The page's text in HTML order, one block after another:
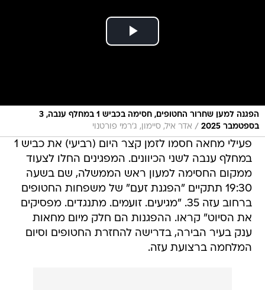
הפגנה למען שחרור החטופים, חסימה בכביש 1 במחלף ענבה, 3
בספטמבר 2025
/ אדר איל, סיימון, ג׳רמי פורטנוי
פעילי מחאה חסמו לזמן קצר היום (רביעי) את כביש 1
במחלף ענבה לשני הכיוונים. המפגינים החלו לצעוד
ממקום החסימה למעון ראש הממשלה, שם בשעה
19:30 תתקיים "הפגנת זעם" של משפחות החטופים
ברחוב עזה 35. "מגיעים. זועמים. מתנגדים. מפסיקים
את הסיוט" קראו. ההפגנות הם חלק מיום מחאות
ענק בעיר הבירה, בדרישה להחזרת החטופים וסיום
המלחמה ברצועת עזה.